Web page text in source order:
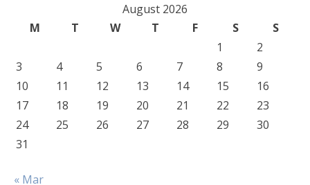
August 2026
M
T W T F S
S
1
2
3
4 5 6 7 8
9
10
11 12 13 14 15
16
17
18 19 20 21 22
23
24
25 26 27 28 29
30
31
« Mar